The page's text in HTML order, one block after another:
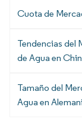
Cuota de
Tendencias del
de Agua en
Tamaño del
Agua en